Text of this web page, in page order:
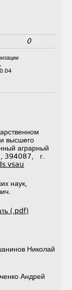
0
высшего
аграрный
394087, г.
наук,
(.pdf)
Николай
Андрей